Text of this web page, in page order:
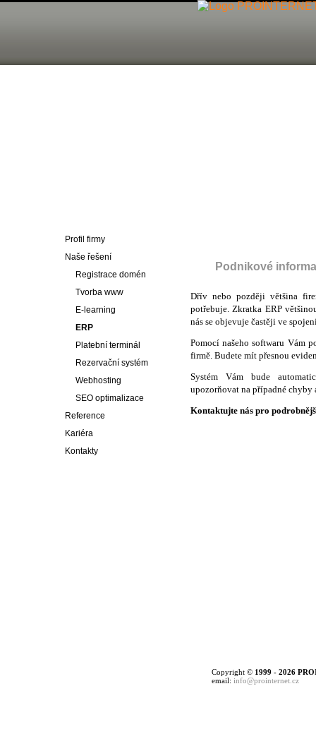
Profil firmy
Naše řešení
Registrace domén
Tvorba www
E-learning
ERP
Platební terminál
Rezervační systém
Webhosting
SEO optimalizace
Reference
Kariéra
Kontakty
Podnikové
Dřív nebo později většina
potřebuje. Zkratka ERP
nás se objevuje častěji ve
Pomocí našeho softwaru Vám
firmě. Budete mít přesnou
Systém Vám bude
upozorňovat na případné chyby
Kontaktujte nás pro
Copyright © 1999 - 2026
email: info@prointernet.cz